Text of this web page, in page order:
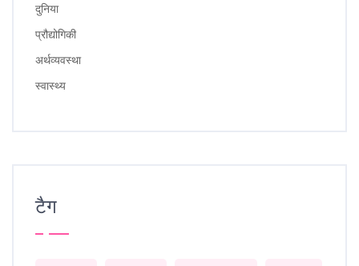
दुनिया
प्रौद्योगिकी
अर्थव्यवस्था
स्वास्थ्य
टैग